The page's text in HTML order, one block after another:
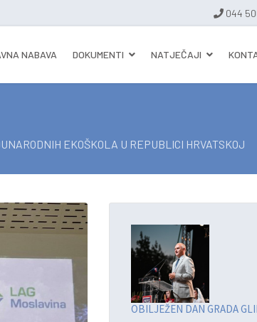
044
NABAVA DOKUMENTI NATJEČAJI
EKOŠKOLA U REPUBLICI HRVATSKOJ
OBILJEŽEN DAN GRADA